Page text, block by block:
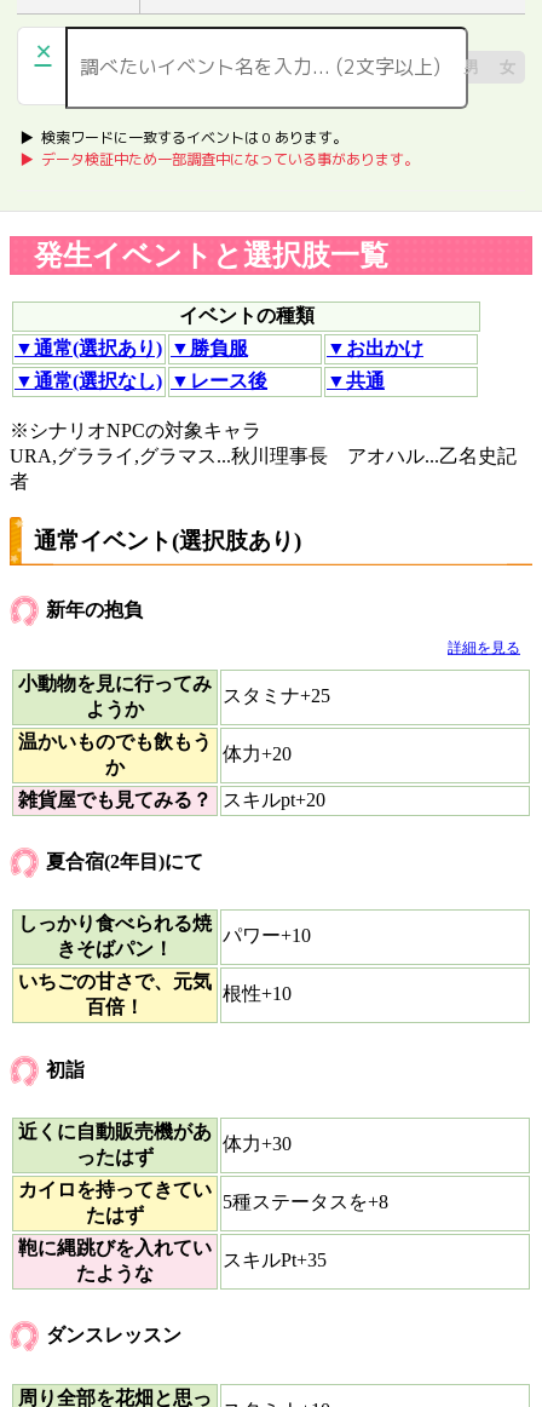
× 男 女
▶︎ 検索ワードに一致するイベントは 0 あります。
▶︎ データ検証中ため一部調査中になっている事があります。
発生イベントと選択肢一覧
イベントの種類
▼通常(選択あり) ▼勝負服
▼お出かけ
▼通常(選択なし) ▼レース後 ▼共通
※シナリオNPCの対象キャラ
URA,グラライ,グラマス...秋川理事長 アオハル...乙名史記
者
通常イベント(選択肢あり)
新年の抱負
詳細を見る
小動物を見に行ってみ
ようか
スタミナ+25
温かいものでも飲もう
か
体力+20
雑貨屋でも見てみる？ スキルpt+20
夏合宿(2年目)にて
しっかり食べられる焼
きそばパン！
パワー+10
いちごの甘さで、元気
百倍！
根性+10
初詣
近くに自動販売機があ
ったはず
体力+30
カイロを持ってきてい
たはず
5種ステータスを+8
鞄に縄跳びを入れてい
たような
スキルPt+35
ダンスレッスン
周り全部を花畑と思っ